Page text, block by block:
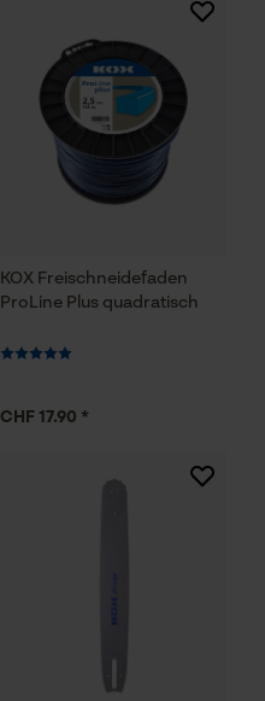
KOX Freischneidefaden
ProLine Plus quadratisch
CHF 17.90 *